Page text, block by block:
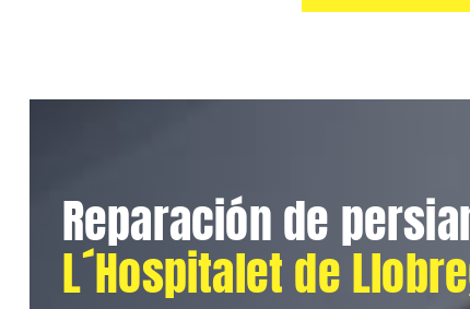
Reparación de
L´Hospitalet de